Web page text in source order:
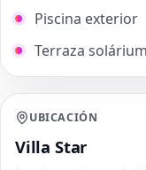
Piscina exterior
Terraza solárium
UBICACIÓN
Villa Star